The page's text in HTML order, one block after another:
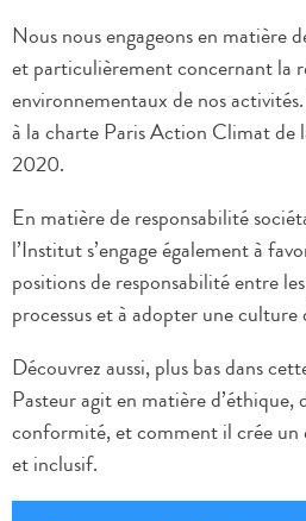
Nous nous engageons en matière
et particulièrement concernant la
environnementaux de nos
à la charte Paris Action Climat de
2020.
En matière de responsabilité
l’Institut s’engage également à
positions de responsabilité entre
processus et à adopter une
Découvrez aussi, plus bas dans
Pasteur agit en matière d’éthique,
conformité, et comment il crée un
et inclusif.